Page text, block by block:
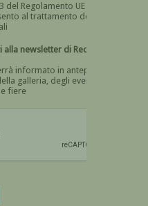
Regolamento UE n.
dei
Devi dare il consenso
di Recta
informato in anteprima
galleria, degli eventi
fiere